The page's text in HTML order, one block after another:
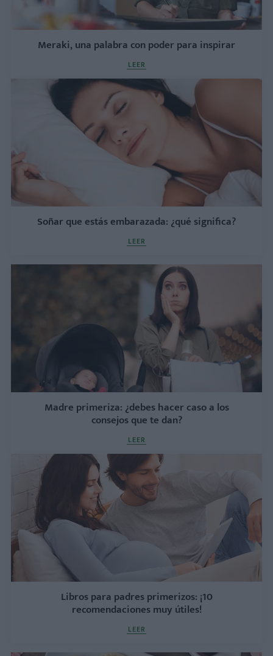
Meraki, una palabra con poder para inspirar
LEER
Soñar que estás embarazada: ¿qué significa?
LEER
Madre primeriza: ¿debes hacer caso a los
consejos que te dan?
LEER
Libros para padres primerizos: ¡10
recomendaciones muy útiles!
LEER